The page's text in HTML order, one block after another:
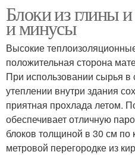
Пенобетонные блоки
Блоки из глины
и минусы
Высокие
положительная сторона
При использовании сырья в
утеплении внутри здания
приятная прохлада летом.
обеспечивает отличную
блоков толщиной в 30 см по
метровой перегородке из